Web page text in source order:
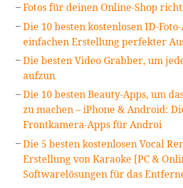
Fotos für deinen Online-Shop
Die 10 besten kostenlosen ID-
einfachen Erstellung perfekter
Die besten Video Grabber, um
aufzun
Die 10 besten Beauty-Apps, um
zu machen – iPhone & Android:
Frontkamera-Apps für Androi
Die 5 besten kostenlosen Vocal
Erstellung von Karaoke [PC &
Softwarelösungen für das